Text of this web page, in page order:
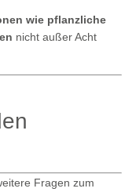
wie pflanzliche
nicht außer Acht
Fragen zum